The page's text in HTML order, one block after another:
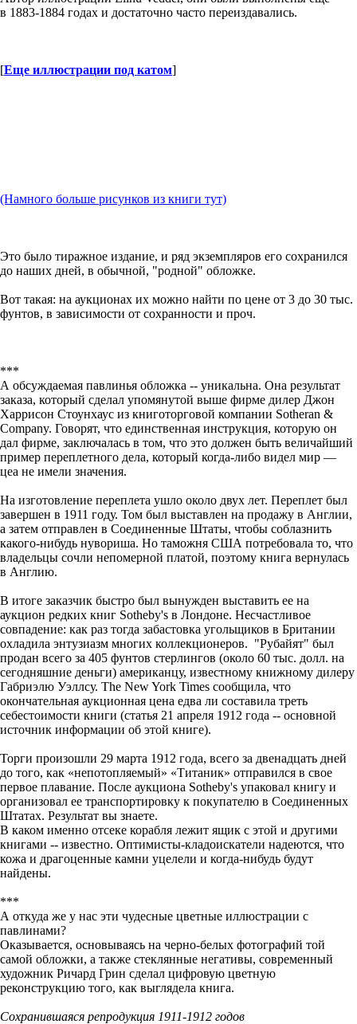
в 1883-1884 годах и достаточно часто переиздавались.
[Еще иллюстрации под катом]
(Намного больше рисунков из книги тут)
Это было тиражное издание, и ряд экземпляров его сохранился
до наших дней, в обычной, "родной" обложке.
Вот такая: на аукционах их можно найти по цене от 3 до 30 тыс.
фунтов, в зависимости от сохранности и проч.
***
А обсуждаемая павлинья обложка -- уникальна. Она результат
заказа, который сделал упомянутой выше фирме дилер Джон
Харрисон Стоунхаус из книготорговой компании Sotheran &
Company. Говорят, что единственная инструкция, которую он
дал фирме, заключалась в том, что это должен быть величайший
пример переплетного дела, который когда-либо видел мир —
цеа не имели значения.
На изготовление переплета ушло около двух лет. Переплет был
завершен в 1911 году. Том был выставлен на продажу в Англии,
а затем отправлен в Соединенные Штаты, чтобы соблазнить
какого-нибудь нувориша. Но таможня США потребовала то, что
владельцы сочли непомерной платой, поэтому книга вернулась
в Англию.
В итоге заказчик быстро был вынужден выставить ее на
аукцион редких книг Sotheby's в Лондоне. Несчастливое
совпадение: как раз тогда забастовка угольщиков в Британии
охладила энтузиазм многих коллекционеров. "Рубайят" был
продан всего за 405 фунтов стерлингов (около 60 тыс. долл. на
сегодняшние деньги) американцу, известному книжному дилеру
Габриэлю Уэллсу. The New York Times сообщила, что
окончательная аукционная цена едва ли составила треть
себестоимости книги (статья 21 апреля 1912 года -- основной
источник информации об этой книге).
Торги произошли 29 марта 1912 года, всего за двенадцать дней
до того, как «непотопляемый» «Титаник» отправился в свое
первое плавание. После аукциона Sotheby's упаковал книгу и
организовал ее транспортировку к покупателю в Соединенных
Штатах. Результат вы знаете.
В каком именно отсеке корабля лежит ящик с этой и другими
книгами -- известно. Оптимисты-кладоискатели надеются, что
кожа и драгоценные камни уцелели и когда-нибудь будут
найдены.
***
А откуда же у нас эти чудесные цветные иллюстрации с
павлинами?
Оказывается, основываясь на черно-белых фотографий той
самой обложки, а также стеклянные негативы, современный
художник Ричард Грин сделал цифровую цветную
реконструкцию того, как выглядела книга.
Сохранившаяся репродукция 1911-1912 годов